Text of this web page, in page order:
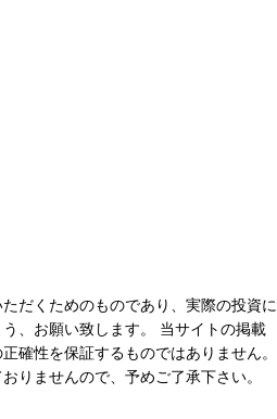
だくためのものであり、実際の投資に
、お願い致します。 当サイトの掲載
確性を保証するものではありません。
りませんので、予めご了承下さい。